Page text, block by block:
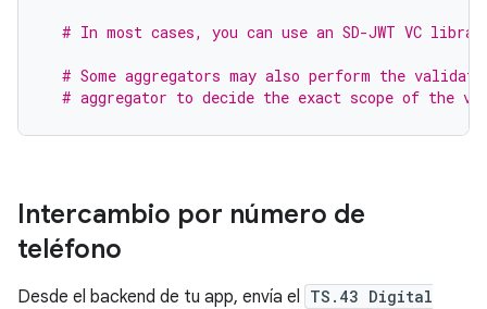
# In most cases, you can use an SD-JWT VC
# Some aggregators may also perform the
# aggregator to decide the exact scope of the
Intercambio por número de
teléfono
Desde el backend de tu app, envía el
TS.43 Digital